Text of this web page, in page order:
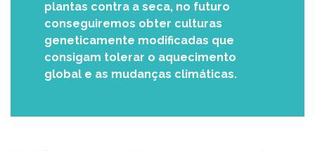
plantas contra a seca, no futuro
conseguiremos obter culturas
geneticamente modificadas que
consigam tolerar o aquecimento
global e as mudanças climáticas.